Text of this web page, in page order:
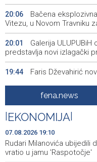
20:06
Bačena
Vitezu, u Novom Travniku
20:01
Galerija
predstavlja novi izlagački
19:44 Faris Dževahirić
Announcement of
19:10
Rudari Milanovića
ponovo vratio u jamu
19:03
Sarajevo Film
Kinoscope Surreal
fena.news
EKONOMIJA
07.08.2026 19:10
Rudari Milanovića ubijedili
vratio u jamu 'Raspotočje'